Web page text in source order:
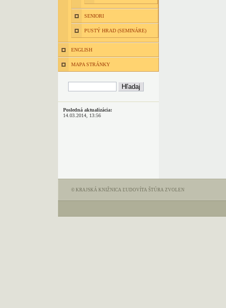
SENIORI
PUSTÝ HRAD (SEMINÁRE)
ENGLISH
MAPA STRÁNKY
Posledná aktualizácia:
14.03.2014, 13:56
© KRAJSKÁ KNIŽNICA ĽUDOVÍTA ŠTÚRA ZVOLEN